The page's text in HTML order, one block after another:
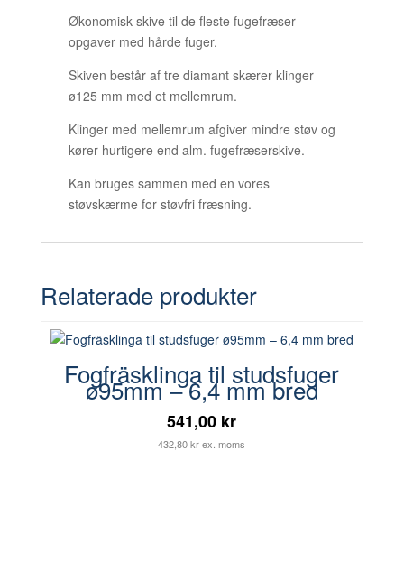
Økonomisk skive til de fleste fugefræser
opgaver med hårde fuger.
Skiven består af tre diamant skærer klinger
ø125 mm med et mellemrum.
Klinger med mellemrum afgiver mindre støv og
kører hurtigere end alm. fugefræserskive.
Kan bruges sammen med en vores
støvskærme for støvfri fræsning.
Relaterade produkter
Fogfräsklinga til studsfuger
ø95mm – 6,4 mm bred
541,00 kr
432,80 kr ex. moms